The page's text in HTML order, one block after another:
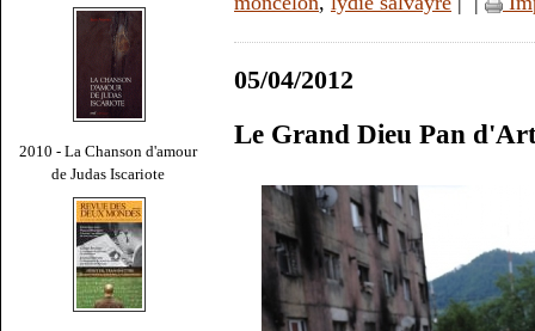
2010 - La Chanson d'amour
de Judas Iscariote
05/04/2012
Le Grand Dieu Pan